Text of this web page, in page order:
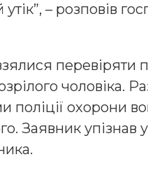
утік”, – розповів
перевіряти
чоловіка.
поліції охорони
Заявник упізнав